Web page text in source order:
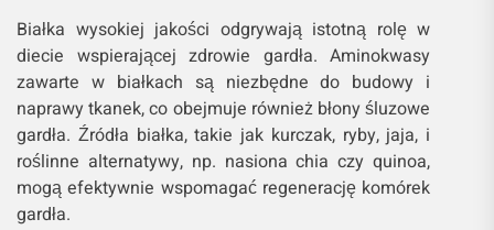
Białka wysokiej jakości odgrywają istotną rolę w
diecie wspierającej zdrowie gardła. Aminokwasy
zawarte w białkach są niezbędne do budowy i
naprawy tkanek, co obejmuje również błony śluzowe
gardła. Źródła białka, takie jak kurczak, ryby, jaja, i
roślinne alternatywy, np. nasiona chia czy quinoa,
mogą efektywnie wspomagać regenerację komórek
gardła.